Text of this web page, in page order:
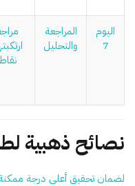
اليوم
7
المراجعة
والتحليل
نصائح ذهبية
لضمان تحقيق أعلى درجة